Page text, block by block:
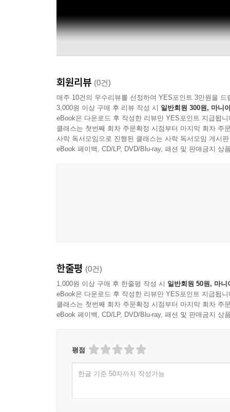
회원리뷰 (0건)
매주 10건의 우수리뷰를 선정하여 YES포인트 3만원을 드
3,000원 이상 구매 후 리뷰 작성 시 일반회원 300원, 마니
eBook은 다운로드 후 작성한 리뷰만 YES포인트 지급됩니
클래스는 첫번째 회차 주문확정 시점부터 마지막 회차 주
사락 독서모임으로 진행된 클래스는 사락 독서모임 게시
eBook 페이백, CD/LP, DVD/Blu-ray, 패션 및 판매금지 상
한줄평 (0건)
1,000원 이상 구매 후 한줄평 작성 시 일반회원 50원, 마니
eBook은 다운로드 후 작성한 리뷰만 YES포인트 지급됩니
클래스는 첫번째 회차 주문확정 시점부터 마지막 회차 주
eBook 페이백, CD/LP, DVD/Blu-ray, 패션 및 판매금지 상
평점
한글 기준 50자까지 작성가능